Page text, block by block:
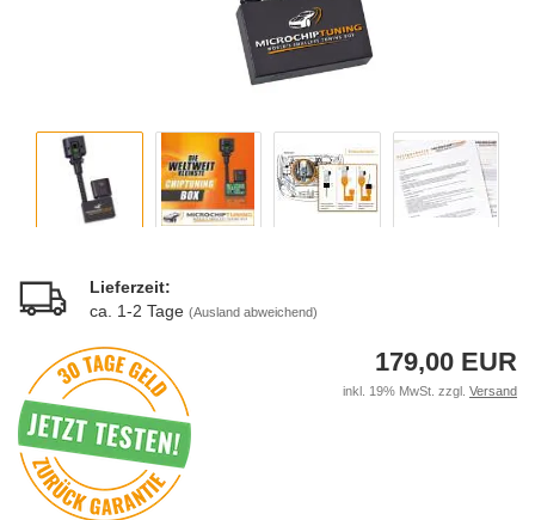
Lieferzeit:
ca. 1-2 Tage (Ausland abweichend)
179,00 EUR
inkl. 19% MwSt. zzgl. Versand